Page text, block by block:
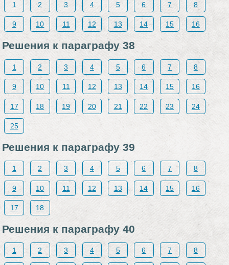
1 2 3 4 5 6 7 8
9 10 11 12 13 14 15 16
Решения к параграфу 38
1 2 3 4 5 6 7 8
9 10 11 12 13 14 15 16
17 18 19 20 21 22 23 24
25
Решения к параграфу 39
1 2 3 4 5 6 7 8
9 10 11 12 13 14 15 16
17 18
Решения к параграфу 40
1 2 3 4 5 6 7 8